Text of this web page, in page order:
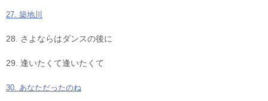
27. 築地川
28. さよならはダンスの後に
29. 逢いたくて逢いたくて
30. あなただったのね